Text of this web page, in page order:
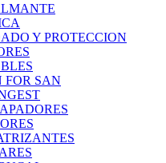
Y PROTECCION
FOR SAN